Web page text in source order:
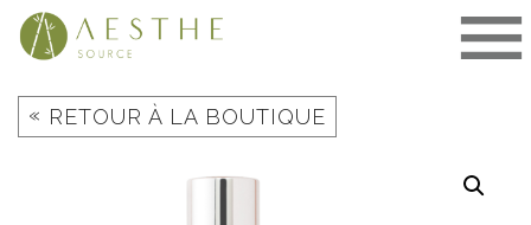
Aller
« RETOUR À LA BOUTIQUE